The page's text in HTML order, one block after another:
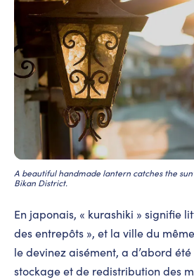
A beautiful handmade lantern catches the
Bikan District.
En japonais, « kurashiki » signifie
des entrepôts », et la ville du
le devinez aisément, a d’abord
stockage et de redistribution des